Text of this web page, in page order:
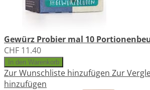
Gewürz Probier mal 10
CHF 11.40
In den Warenkorb
Zur Wunschliste hinzufügen Zur
hinzufügen